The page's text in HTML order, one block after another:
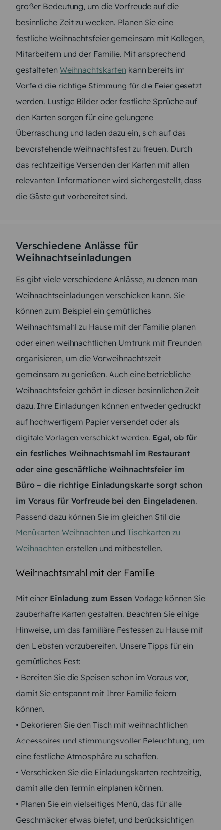
großer Bedeutung, um die Vorfreude auf die
besinnliche Zeit zu wecken. Planen Sie eine
festliche Weihnachtsfeier gemeinsam mit Kollegen,
Mitarbeitern und der Familie. Mit ansprechend
gestalteten Weihnachtskarten kann bereits im
Vorfeld die richtige Stimmung für die Feier gesetzt
werden. Lustige Bilder oder festliche Sprüche auf
den Karten sorgen für eine gelungene
Überraschung und laden dazu ein, sich auf das
bevorstehende Weihnachtsfest zu freuen. Durch
das rechtzeitige Versenden der Karten mit allen
relevanten Informationen wird sichergestellt, dass
die Gäste gut vorbereitet sind.
Verschiedene Anlässe für
Weihnachtseinladungen
Es gibt viele verschiedene Anlässe, zu denen man
Weihnachtseinladungen verschicken kann. Sie
können zum Beispiel ein gemütliches
Weihnachtsmahl zu Hause mit der Familie planen
oder einen weihnachtlichen Umtrunk mit Freunden
organisieren, um die Vorweihnachtszeit
gemeinsam zu genießen. Auch eine betriebliche
Weihnachtsfeier gehört in dieser besinnlichen Zeit
dazu. Ihre Einladungen können entweder gedruckt
auf hochwertigem Papier versendet oder als
digitale Vorlagen verschickt werden. Egal, ob für
ein festliches Weihnachtsmahl im Restaurant
oder eine geschäftliche Weihnachtsfeier im
Büro – die richtige Einladungskarte sorgt schon
im Voraus für Vorfreude bei den Eingeladenen.
Passend dazu können Sie im gleichen Stil die
Menükarten Weihnachten und Tischkarten zu
Weihnachten erstellen und mitbestellen.
Weihnachtsmahl mit der Familie
Mit einer Einladung zum Essen Vorlage können Sie
zauberhafte Karten gestalten. Beachten Sie einige
Hinweise, um das familiäre Festessen zu Hause mit
den Liebsten vorzubereiten. Unsere Tipps für ein
gemütliches Fest:
• Bereiten Sie die Speisen schon im Voraus vor,
damit Sie entspannt mit Ihrer Familie feiern
können.
• Dekorieren Sie den Tisch mit weihnachtlichen
Accessoires und stimmungsvoller Beleuchtung, um
eine festliche Atmosphäre zu schaffen.
• Verschicken Sie die Einladungskarten rechtzeitig,
damit alle den Termin einplanen können.
• Planen Sie ein vielseitiges Menü, das für alle
Geschmäcker etwas bietet, und berücksichtigen